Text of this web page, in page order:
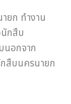
ยก ทำงาน
กสืบ
นอกจาก
สืบนครนายก